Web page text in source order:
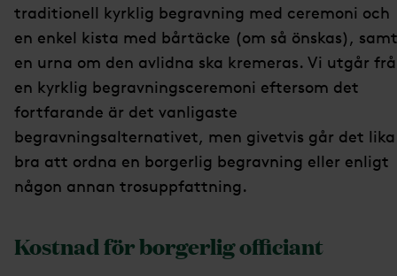
traditionell kyrklig begravning med ceremoni och
en enkel kista med bårtäcke (om så önskas), samt
en urna om den avlidna ska kremeras. Vi utgår
en kyrklig begravningsceremoni eftersom det
fortfarande är det vanligaste
begravningsalternativet, men givetvis går det lika
bra att ordna en borgerlig begravning eller enligt
någon annan trosuppfattning.
Kostnad för borgerlig officiant